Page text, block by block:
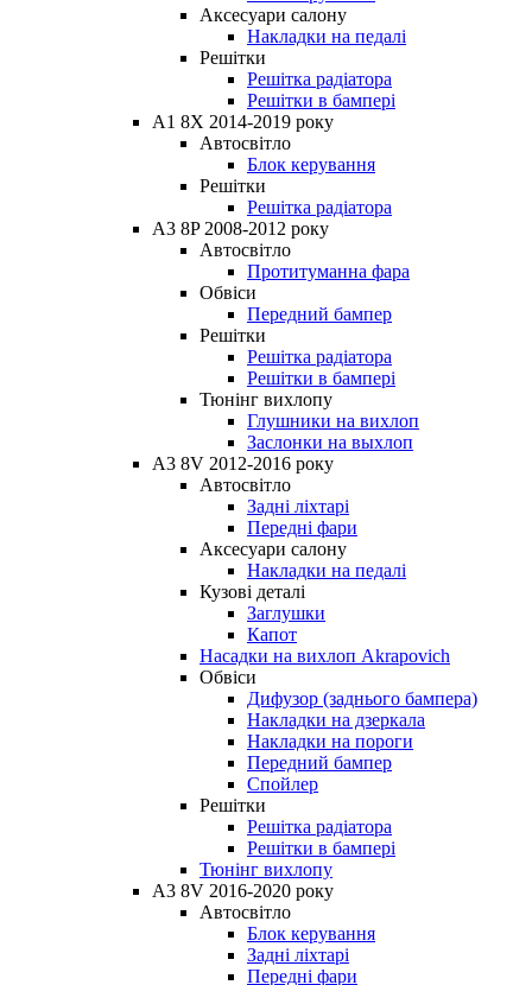
Аксесуари салону
Накладки на педалі
Решітки
Решітка радіатора
Решітки в бампері
A1 8X 2014-2019 року
Автосвітло
Блок керування
Решітки
Решітка радіатора
A3 8P 2008-2012 року
Автосвітло
Протитуманна фара
Обвіси
Передний бампер
Решітки
Решітка радіатора
Решітки в бампері
Тюнінг вихлопу
Глушники на вихлоп
Заслонки на выхлоп
A3 8V 2012-2016 року
Автосвітло
Задні ліхтарі
Передні фари
Аксесуари салону
Накладки на педалі
Кузові деталі
Заглушки
Капот
Насадки на вихлоп Akrapovich
Обвіси
Дифузор (заднього бампера)
Накладки на дзеркала
Накладки на пороги
Передний бампер
Спойлер
Решітки
Решітка радіатора
Решітки в бампері
Тюнінг вихлопу
A3 8V 2016-2020 року
Автосвітло
Блок керування
Задні ліхтарі
Передні фари